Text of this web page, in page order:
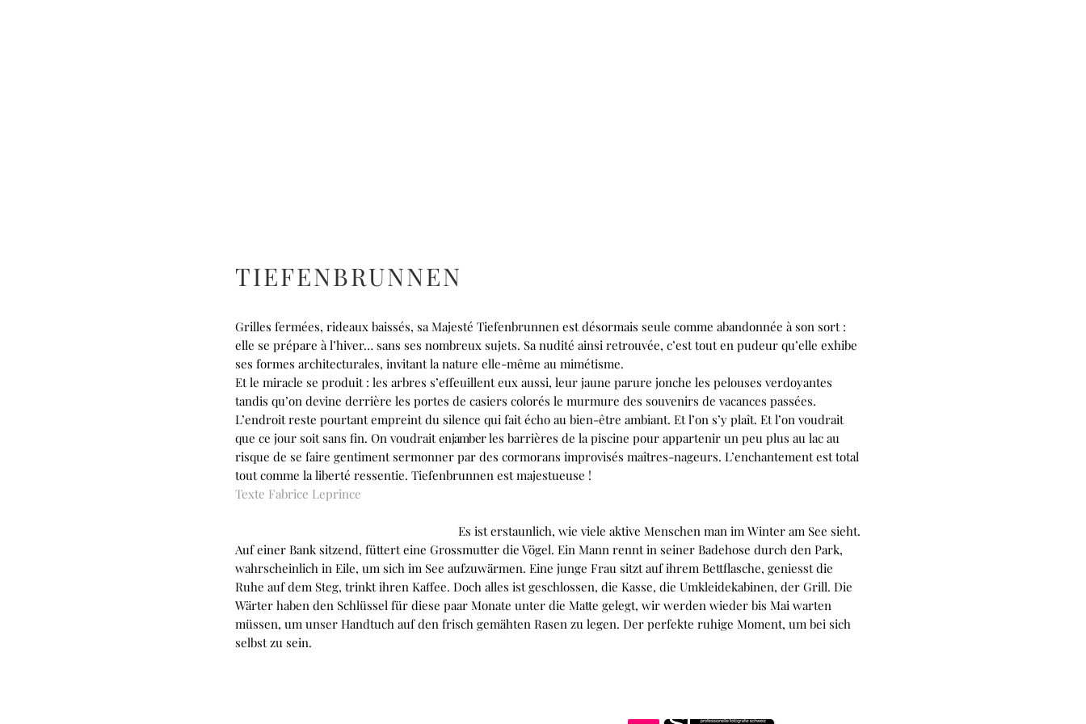
TIEFENBRUNNEN
Grilles fermées, rideaux baissés, sa Majesté Tiefenbrunnen est désormais seule comme abandonnée à son sort :
elle se prépare à l’hiver… sans ses nombreux sujets. Sa nudité ainsi retrouvée, c’est tout en pudeur qu’elle exhibe
ses formes architecturales, invitant la nature elle-même au mimétisme.
Et le miracle se produit : les arbres s’effeuillent eux aussi, leur jaune parure jonche les pelouses verdoyantes
tandis qu’on devine derrière les portes de casiers colorés le murmure des souvenirs de vacances passées.
L’endroit reste pourtant empreint du silence qui fait écho au bien-être ambiant. Et l’on s’y plaît. Et l’on voudrait
que ce jour soit sans fin. On voudraitenjamberles barrières de la piscine pour appartenir un peu plus au lac au
risque de se faire gentiment sermonner par des cormorans improvisés maîtres-nageurs. L’enchantement est total
tout comme la liberté ressentie. Tiefenbrunnen est majestueuse !
Texte Fabrice Leprince
Es ist erstaunlich, wie viele aktive Menschen man im Winter am See sieht.
Auf einer Bank sitzend, füttert eine Grossmutter die Vögel. Ein Mann rennt in seiner Badehose durch den Park,
wahrscheinlich in Eile, um sich im See aufzuwärmen. Eine junge Frau sitzt auf ihrem Bettflasche, geniesst die
Ruhe auf dem Steg, trinkt ihren Kaffee. Doch alles ist geschlossen, die Kasse, die Umkleidekabinen, der Grill. Die
Wärter haben den Schlüssel für diese paar Monate unter die Matte gelegt, wir werden wieder bis Mai warten
müssen, um unser Handtuch auf den frisch gemähten Rasen zu legen. Der perfekte ruhige Moment, um bei sich
selbst zu sein.